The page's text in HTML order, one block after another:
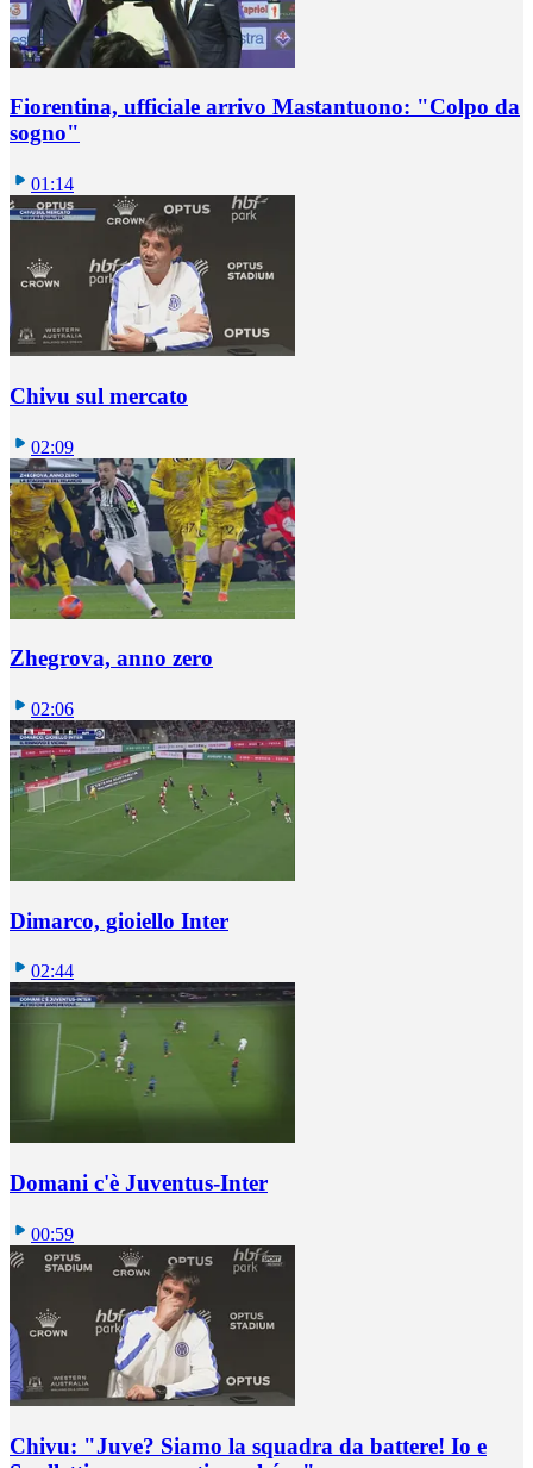
Fiorentina, ufficiale arrivo Mastantuono: "Colpo da
sogno"
01:14
Chivu sul mercato
02:09
Zhegrova, anno zero
02:06
Dimarco, gioiello Inter
02:44
Domani c'è Juventus-Inter
00:59
Chivu: "Juve? Siamo la squadra da battere! Io e